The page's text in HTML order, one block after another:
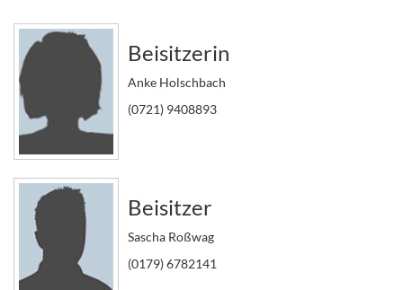
Beisitzerin
Anke Holschbach
(0721) 9408893
Beisitzer
Sascha Roßwag
(0179) 6782141